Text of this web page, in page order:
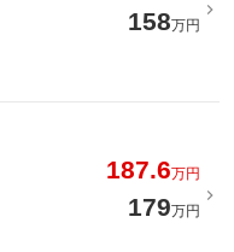
158万円
187.6万円
179万円